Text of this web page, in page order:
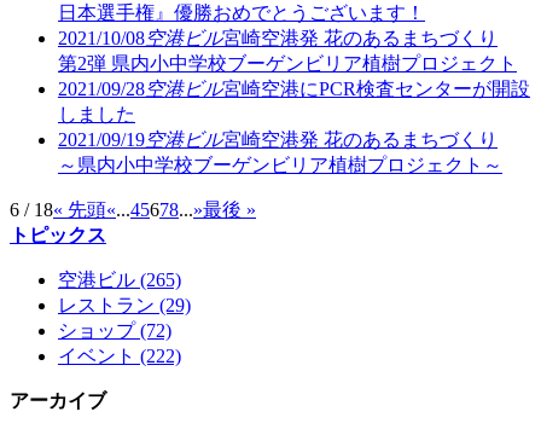
日本選手権』優勝おめでとうございます！
2021/10/08空港ビル宮崎空港発 花のあるまちづくり
第2弾 県内小中学校ブーゲンビリア植樹プロジェクト
2021/09/28空港ビル宮崎空港にPCR検査センターが開設
しました
2021/09/19空港ビル宮崎空港発 花のあるまちづくり
～県内小中学校ブーゲンビリア植樹プロジェクト～
6 / 18« 先頭«...45678...»最後 »
トピックス
空港ビル (265)
レストラン (29)
ショップ (72)
イベント (222)
アーカイブ